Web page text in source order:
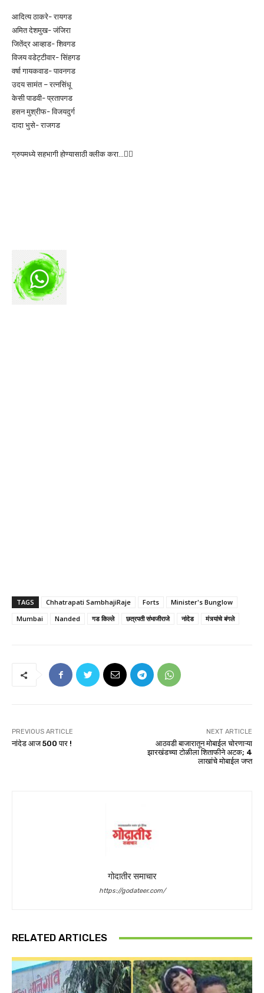
आदित्य ठाकरे- रायगड
अमित देशमुख- जंजिरा
जितेंद्र आव्हाड- शिवगड
विजय वडेट्टीवार- सिंहगड
वर्षा गायकवाड- पावनगड
उदय सामंत – रत्नसिंधू
केसी पाडवी- प्रतापगड
हसन मुश्रीफ- विजयदुर्ग
दादा भुसे- राजगड
ग्रुपमध्ये सहभागी होण्यासाठी क्लीक करा…👆🏻
TAGS Chhatrapati SambhajiRaje Forts
Minister's Bunglow
Mumbai
Nanded गड किल्ले छत्रपती संभाजीराजे नांदेड मंत्र्यांचे बंगले
PREVIOUS ARTICLE
नांदेड आज 500 पार !
NEXT ARTICLE
आठवडी बाजारातून मोबाईल चोरणाऱ्या
झारखंडच्या टोळीला शिताफीने अटक; 4
लाखांचे मोबाईल जप्त
गोदातीर समाचार
https://godateer.com/
RELATED ARTICLES